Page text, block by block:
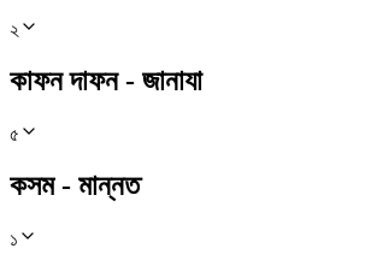
২
কাফন দাফন - জানাযা
৫
কসম - মান্নত
১